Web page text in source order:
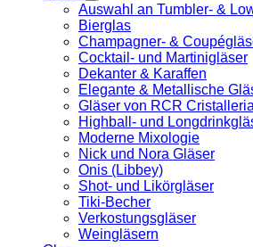
Auswahl an Tumbler- &
Bierglas
Champagner- &
Cocktail- und Martinigläser
Dekanter & Karaffen
Elegante & Metallische
Gläser von RCR
Highball- und
Moderne Mixologie
Nick und Nora Gläser
Onis (Libbey)
Shot- und Likörgläser
Tiki-Becher
Verkostungsgläser
Weingläsern